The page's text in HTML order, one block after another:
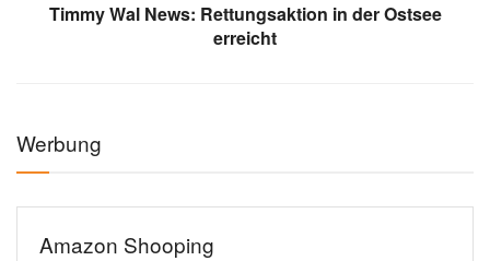
Timmy Wal News: Rettungsaktion in der Ostsee
erreicht
Werbung
Amazon Shooping